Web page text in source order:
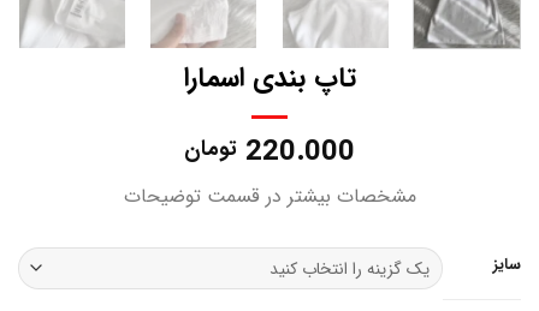
تاپ بندی اسمارا
220.000 تومان
مشخصات بیشتر در قسمت توضیحات
سایز